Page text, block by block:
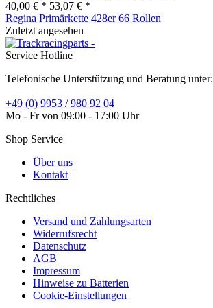
40,00 € * 53,07 € *
Regina Primärkette 428er 66 Rollen
Zuletzt angesehen
Service Hotline
Telefonische Unterstützung und Beratung unter:
+49 (0) 9953 / 980 92 04
Mo - Fr von 09:00 - 17:00 Uhr
Shop Service
Über uns
Kontakt
Rechtliches
Versand und Zahlungsarten
Widerrufsrecht
Datenschutz
AGB
Impressum
Hinweise zu Batterien
Cookie-Einstellungen